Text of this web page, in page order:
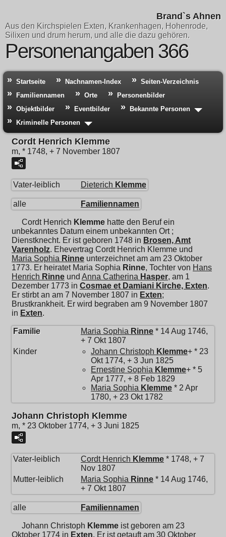
Brand`s Ahnen
Aus den Kirchspielen Exten, Krankenhagen, Hohenrode,
Silixen und drum herum, und alle die dazu gehören.
Personenangaben 366
Startseite Nachnamen-Index
Seiten-Verzeichnis
Familiennamen
Orte
Personenbilder
Objektbilder
Eventbilder
Bekannte Personen
Kriminelle Personen
Cordt Henrich Klemme
m, * 1748, + 7 November 1807
Vater-leiblich Dieterich Klemme
alle Familiennamen
Cordt Henrich Klemme hatte den Beruf ein
unbekanntes Datum einem unbekannten Ort ;
Dienstknecht. Er ist geboren 1748 in Brosen, Amt
Varenholz. Ehevertrag Cordt Henrich Klemme und
Maria Sophia Rinne unterzeichnet am am 23 Oktober
1773. Er heiratet Maria Sophia Rinne, Tochter von Hans
Henrich Rinne und Anna Catherina Hasper, am 1
Dezember 1773 in Cosmae et Damiani Kirche, Exten.
Er stirbt an am 7 November 1807 in Exten;
Brustkrankheit. Er wird begraben am 9 November 1807
in Exten.
Familie Maria Sophia Rinne * 14 Aug 1746,
+ 7 Okt 1807
Kinder
Johann Christoph Klemme+ * 23
Okt 1774, + 3 Jun 1825
Ernestine Sophia Klemme+ * 5
Apr 1777, + 8 Feb 1829
Maria Sophia Klemme * 2 Apr
1780, + 23 Okt 1782
Johann Christoph Klemme
m, * 23 Oktober 1774, + 3 Juni 1825
Vater-leiblich Cordt Henrich Klemme * 1748, + 7
Nov 1807
Mutter-leiblich
Maria Sophia Rinne * 14 Aug 1746,
+ 7 Okt 1807
alle Familiennamen
Johann Christoph Klemme ist geboren am 23
Oktober 1774 in Exten. Er ist getauft am 30 Oktober